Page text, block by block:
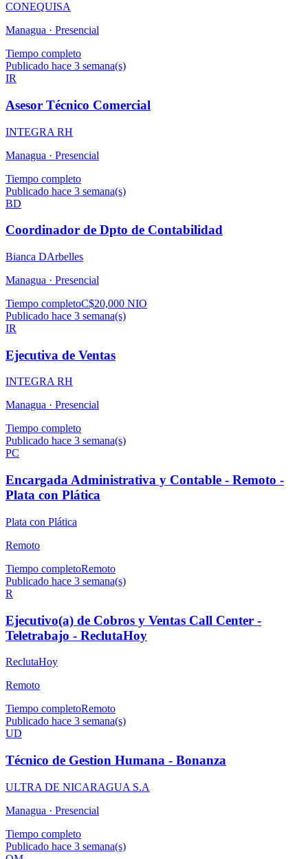
CONEQUISA
Managua · Presencial
Tiempo completo
Publicado hace 3 semana(s)
IR
Asesor Técnico Comercial
INTEGRA RH
Managua · Presencial
Tiempo completo
Publicado hace 3 semana(s)
BD
Coordinador de Dpto de Contabilidad
Bianca DArbelles
Managua · Presencial
Tiempo completoC$20,000 NIO
Publicado hace 3 semana(s)
IR
Ejecutiva de Ventas
INTEGRA RH
Managua · Presencial
Tiempo completo
Publicado hace 3 semana(s)
PC
Encargada Administrativa y Contable - Remoto -
Plata con Plática
Plata con Plática
Remoto
Tiempo completoRemoto
Publicado hace 3 semana(s)
R
Ejecutivo(a) de Cobros y Ventas Call Center -
Teletrabajo - ReclutaHoy
ReclutaHoy
Remoto
Tiempo completoRemoto
Publicado hace 3 semana(s)
UD
Técnico de Gestion Humana - Bonanza
ULTRA DE NICARAGUA S.A
Managua · Presencial
Tiempo completo
Publicado hace 3 semana(s)